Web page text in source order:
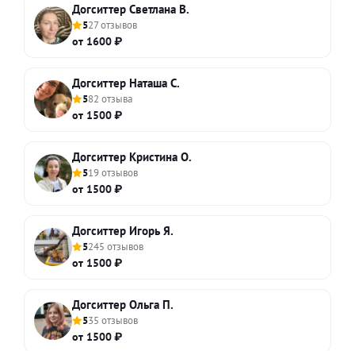
Догситтер Светлана В.
527 отзывов
от 1600 ₽
Догситтер Наташа С.
582 отзыва
от 1500 ₽
Догситтер Кристина О.
519 отзывов
от 1500 ₽
Догситтер Игорь Я.
5245 отзывов
от 1500 ₽
Догситтер Ольга П.
535 отзывов
от 1500 ₽